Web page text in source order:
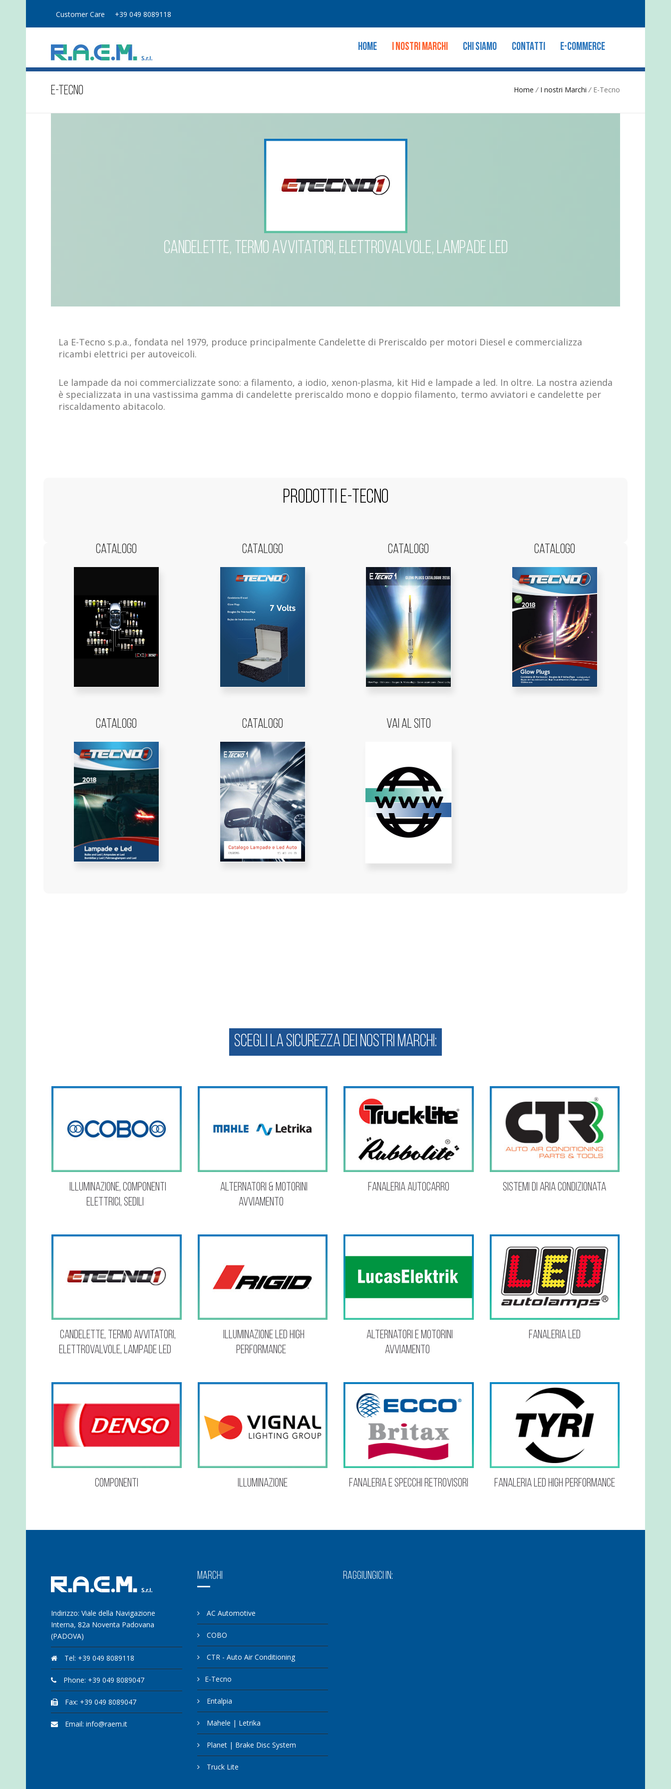
Customer Care +39 049 8089118
HOME I NOSTRI MARCHI CHI SIAMO CONTATTI E-COMMERCE
E-Tecno Home / I nostri Marchi / E-Tecno
Candelette, termo avvitatori, elettrovalvole, lampade led
La E-Tecno s.p.a., fondata nel 1979, produce principalmente Candelette di Preriscaldo per motori Diesel e commercializza
ricambi elettrici per autoveicoli.
Le lampade da noi commercializzate sono: a filamento, a iodio, xenon-plasma, kit Hid e lampade a led. In oltre. La nostra azienda
è specializzata in una vastissima gamma di candelette preriscaldo mono e doppio filamento, termo avviatori e candelette per
riscaldamento abitacolo.
Prodotti E-Tecno
Catalogo Catalogo Catalogo Catalogo
Catalogo Catalogo Vai al sito
SCEGLI LA SICUREZZA DEI NOSTRI MARCHI:
Illuminazione, Componenti
elettrici, sedili
Alternatori & motorini
avviamento
Fanaleria autocarro Sistemi di aria condizionata
Candelette, termo avvitatori,
elettrovalvole, lampade led
Illuminazione LED HIGH
PERFORMANCE
Alternatori e motorini
avviamento
Fanaleria Led
Componenti Illuminazione Fanaleria e specchi retrovisori Fanaleria led high performance
Indirizzo: Viale della Navigazione
Interna, 82a Noventa Padovana
(PADOVA)
Tel: +39 049 8089118
Phone: +39 049 8089047
Fax: +39 049 8089047
Email: info@raem.it
MARCHI
AC Automotive
COBO
CTR - Auto Air Conditioning
E-Tecno
Entalpia
Mahele | Letrika
Planet | Brake Disc System
Truck Lite
RAGGIUNGICI IN: